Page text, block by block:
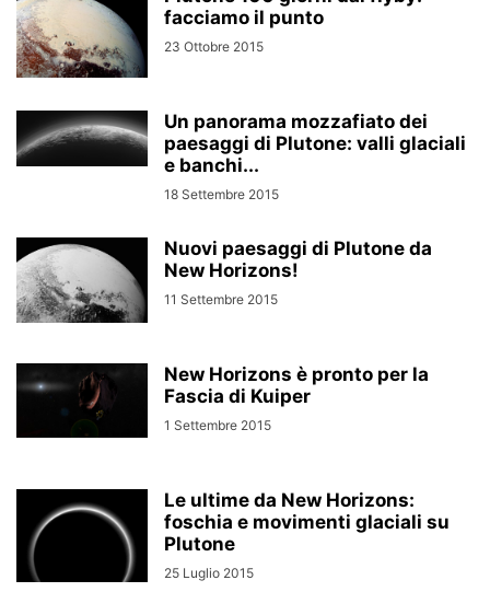
facciamo il punto
23 Ottobre 2015
Un panorama mozzafiato dei
paesaggi di Plutone: valli glaciali
e banchi...
18 Settembre 2015
Nuovi paesaggi di Plutone da
New Horizons!
11 Settembre 2015
New Horizons è pronto per la
Fascia di Kuiper
1 Settembre 2015
Le ultime da New Horizons:
foschia e movimenti glaciali su
Plutone
25 Luglio 2015